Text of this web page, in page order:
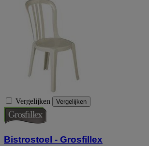
Vergelijken Vergelijken
Bistrostoel - Grosfillex